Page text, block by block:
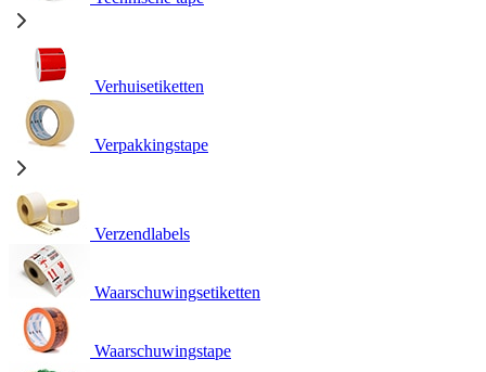
Verhuisetiketten
Verpakkingstape
Verzendlabels
Waarschuwingsetiketten
Waarschuwingstape